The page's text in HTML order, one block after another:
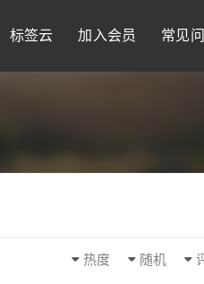
标签云 加入会员 常见
随机
热度